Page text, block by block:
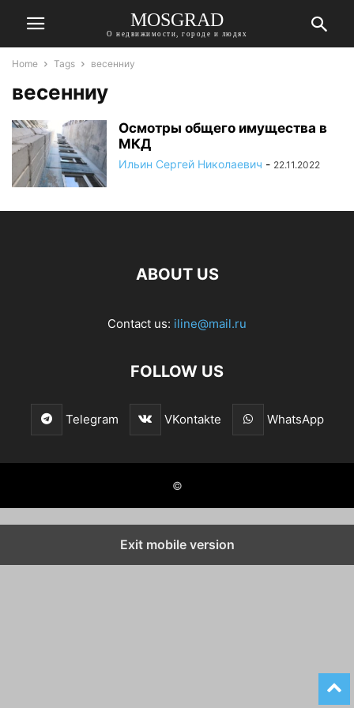
MOSGRAD
О недвижимости, городе и людях
Home Tags весенниу
весенниу
Осмотры общего имущества в
МКД
Ильин Сергей Николаевич - 22.11.2022
ABOUT US
Contact us: iline@mail.ru
FOLLOW US
Telegram VKontakte WhatsApp
©
Exit mobile version